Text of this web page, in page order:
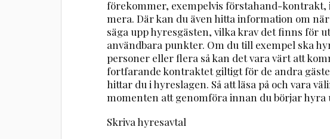
förekommer, exempelvis förstahand-kontrakt,
mera. Där kan du även hitta information om
säga upp hyresgästen, vilka krav det finns för
användbara punkter. Om du till exempel ska
personer eller flera så kan det vara värt att
fortfarande kontraktet giltigt för de andra
hittar du i hyreslagen. Så att läsa på och vara
momenten att genomföra innan du börjar hyra
Skriva hyresavtal